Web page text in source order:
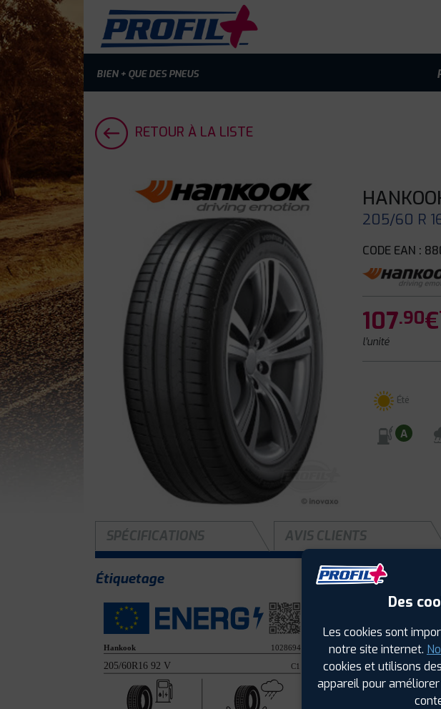
BIEN + QUE DES PNEUS
RETOUR À LA LISTE
205/60 R
CODE EAN :
107.90€
l'unité
Été
A
SPÉCIFICATIONS AVIS CLIENTS
Étiquetage
Été
Largeur :205
Hauteur :60
Diamètre :16
Charge :92
Des
Les cookies sont
notre site internet.
cookies et utilisons
appareil pour